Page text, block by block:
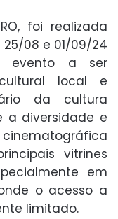
foi realizada
08 e 01/09/24
evento a ser
local e
da cultura
a diversidade e
vitrines
em
o acesso a
limitado.